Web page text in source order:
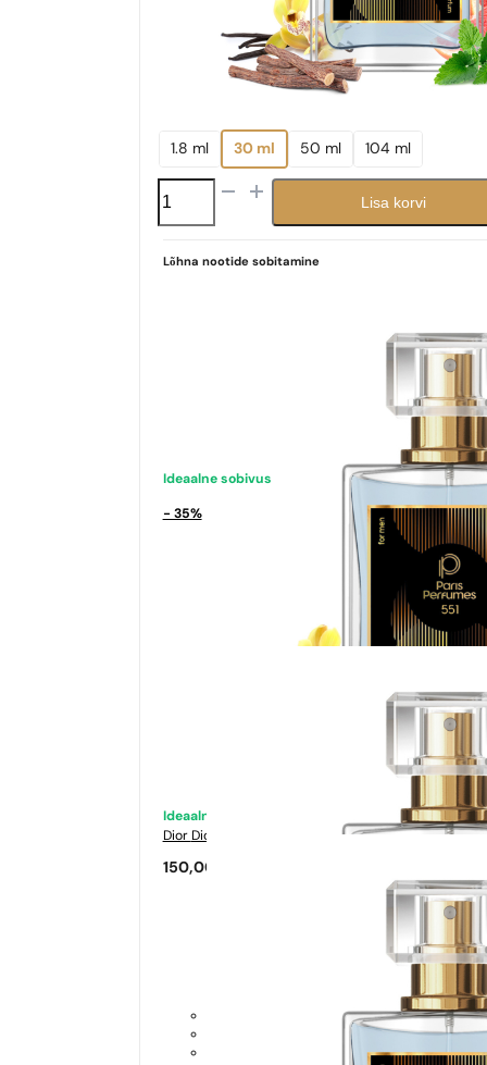
1.8 ml 30 ml 50 ml 104 ml
551
kogus
Lisa korvi
Lõhna nootide sobitamine
Ideaalne sobivus
Dior Dior Sauvage Elixir
150,00
Ideaalne sobivus
- 35%